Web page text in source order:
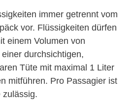
immer getrennt vom
vor. Flüssigkeiten dürfen
einem Volumen von
durchsichtigen,
Tüte mit maximal 1 Liter
mitführen. Pro Passagier ist
zulässig.